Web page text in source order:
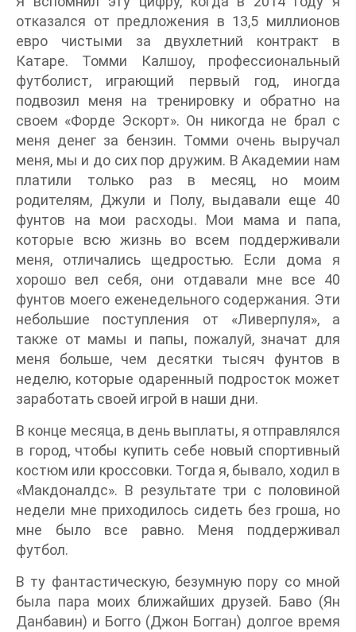
отказался от предложения в 13,5 миллионов
евро чистыми за двухлетний контракт в
Катаре. Томми Калшоу, профессиональный
футболист, играющий первый год, иногда
подвозил меня на тренировку и обратно на
своем «Форде Эскорт». Он никогда не брал с
меня денег за бензин. Томми очень выручал
меня, мы и до сих пор дружим. В Академии нам
платили только раз в месяц, но моим
родителям, Джули и Полу, выдавали еще 40
фунтов на мои расходы. Мои мама и папа,
которые всю жизнь во всем поддерживали
меня, отличались щедростью. Если дома я
хорошо вел себя, они отдавали мне все 40
фунтов моего еженедельного содержания. Эти
небольшие поступления от «Ливерпуля», а
также от мамы и папы, пожалуй, значат для
меня больше, чем десятки тысяч фунтов в
неделю, которые одаренный подросток может
заработать своей игрой в наши дни.
В конце месяца, в день выплаты, я отправлялся
в город, чтобы купить себе новый спортивный
костюм или кроссовки. Тогда я, бывало, ходил в
«Макдоналдс». В результате три с половиной
недели мне приходилось сидеть без гроша, но
мне было все равно. Меня поддерживал
футбол.
В ту фантастическую, безумную пору со мной
была пара моих ближайших друзей. Баво (Ян
Данбавин) и Богго (Джон Богган) долгое время